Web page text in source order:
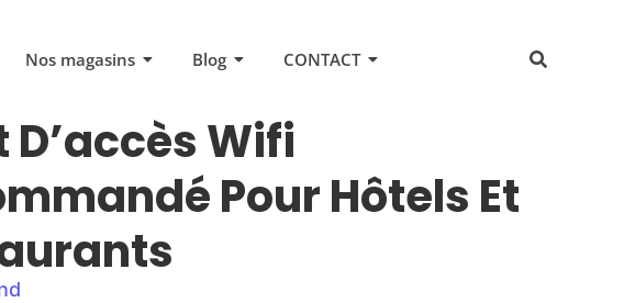
Nos magasins Blog CONTACT
D’accès Wifi
Pour Hôtels Et